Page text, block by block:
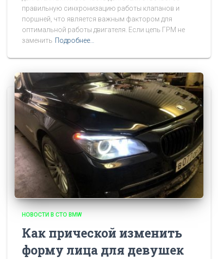
правильную синхронизацию работы клапанов и
поршней, что является важным фактором для
оптимальной работы двигателя. Если цепь ГРМ не
заменить Подробнее…
НОВОСТИ В СТО BMW
Как прической изменить
форму лица для девушек